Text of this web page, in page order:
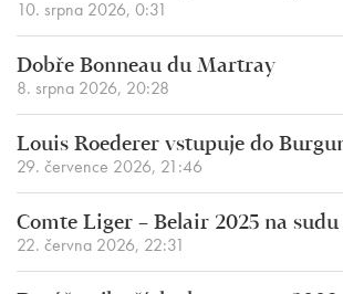
10. srpna 2026, 0:31
Dobře Bonneau du Martray
8. srpna 2026, 20:28
Louis Roederer vstupuje do
29. července 2026, 21:46
Comte Liger – Belair 2025 na sudu
22. června 2026, 22:31